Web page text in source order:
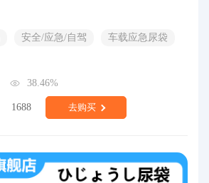
安全/应急/自驾 车载应急尿袋
38.46%
1688 去购买